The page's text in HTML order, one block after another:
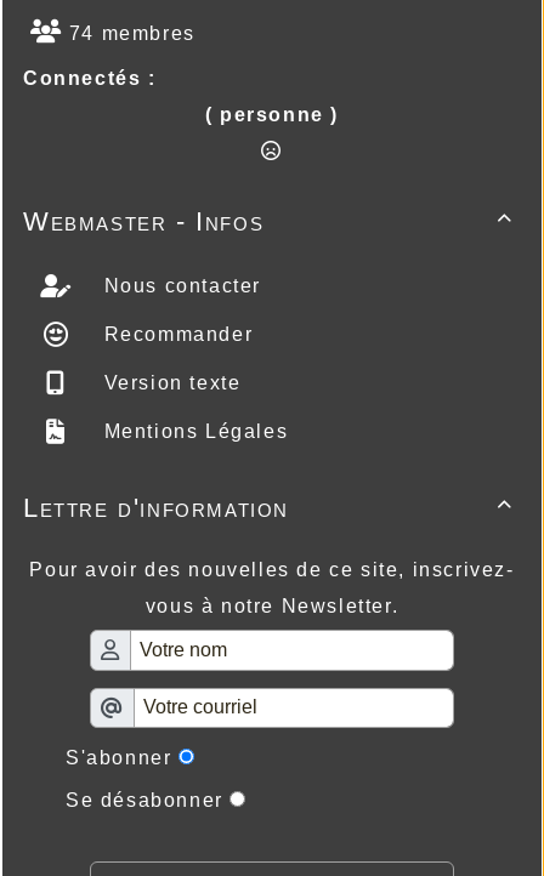
74 membres
Connectés :
( personne )

Webmaster - Infos
Nous contacter
Recommander
Version texte
Mentions Légales

Lettre d'information
Pour avoir des nouvelles de ce site, inscrivez-
vous à notre Newsletter.
S'abonner
Se désabonner